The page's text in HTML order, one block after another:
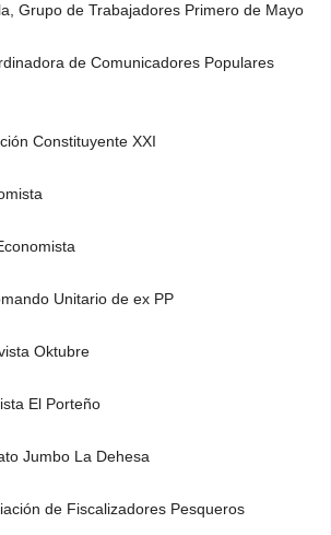
Grupo de Trabajadores Primero de Mayo
de Comunicadores Populares
Constituyente XXI
Unitario de ex PP
Oktubre
El Porteño
Jumbo La Dehesa
de Fiscalizadores Pesqueros